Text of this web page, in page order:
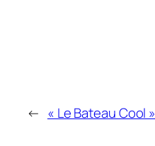
← « Le Bateau Cool »